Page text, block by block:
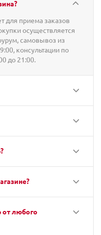
для приема заказов
осуществляется
самовывоз из
консультации по
до 21:00.
от любого